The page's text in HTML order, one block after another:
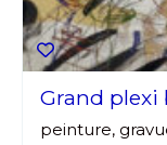
Grand plexi
peinture,